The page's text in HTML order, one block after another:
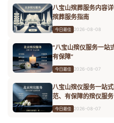
八宝山殡葬服务内容
殡葬服务指南
今日最佳 2026-08-08
“八宝山殡仪服务一站
有保障”
今日最佳 2026-08-07
八宝山殡仪服务一站
范、有保障的殡仪服
今日最佳 2026-08-07